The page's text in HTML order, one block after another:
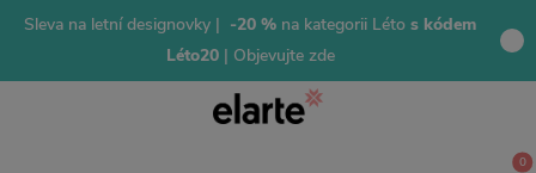
Sleva na letní designovky | -20 % na kategorii Léto s kódem
Léto20 | Objevujte zde
0